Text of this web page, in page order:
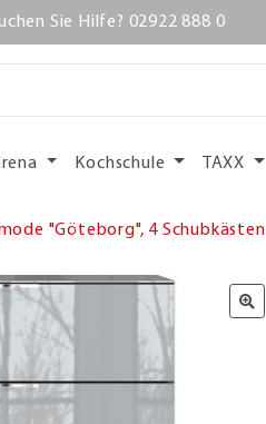
Sie Hilfe? 02922 888 0
Kochschule TAXX
"Göteborg", 4 Schubkästen